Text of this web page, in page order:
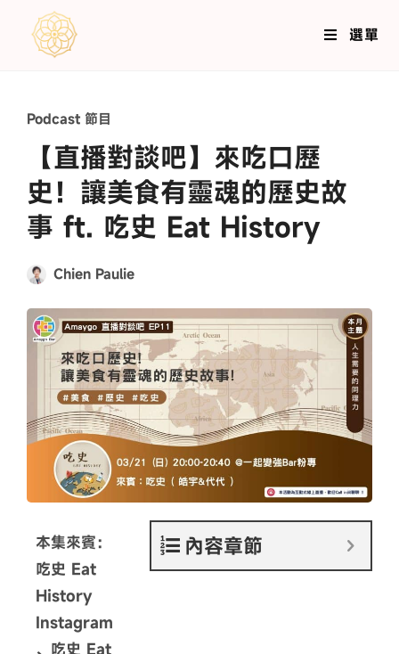
選單
Podcast 節目
【直播對談吧】來吃口歷
史！讓美食有靈魂的歷史故
事 ft. 吃史 Eat History
Chien Paulie
內容章節
本集來賓：
吃史 Eat
History
Instagram
、吃史 Eat